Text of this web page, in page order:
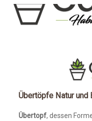
STARTSEITE
ÜBERTÖPFE
Übertöpfe Natur und
Übertopf, dessen